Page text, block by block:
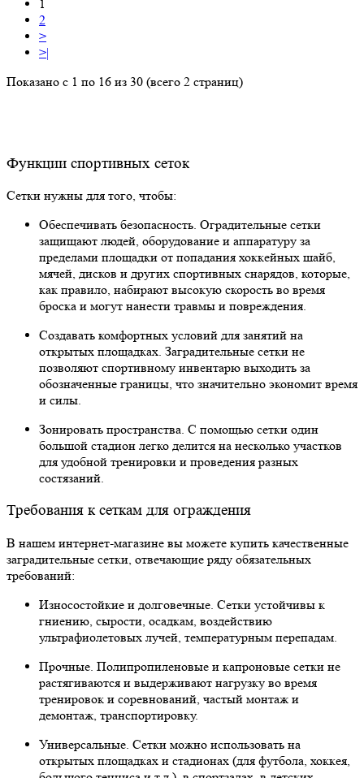
1
2
>
>|
Показано с 1 по 16 из 30 (всего 2 страниц)
Функции спортивных сеток
Сетки нужны для того, чтобы:
Обеспечивать безопасность. Оградительные сетки
защищают людей, оборудование и аппаратуру за
пределами площадки от попадания хоккейных шайб,
мячей, дисков и других спортивных снарядов, которые,
как правило, набирают высокую скорость во время
броска и могут нанести травмы и повреждения.
Создавать комфортных условий для занятий на
открытых площадках. Заградительные сетки не
позволяют спортивному инвентарю выходить за
обозначенные границы, что значительно экономит время
и силы.
Зонировать пространства. С помощью сетки один
большой стадион легко делится на несколько участков
для удобной тренировки и проведения разных
состязаний.
Требования к сеткам для ограждения
В нашем интернет-магазине вы можете купить качественные
заградительные сетки, отвечающие ряду обязательных
требований:
Износостойкие и долговечные. Сетки устойчивы к
гниению, сырости, осадкам, воздействию
ультрафиолетовых лучей, температурным перепадам.
Прочные. Полипропиленовые и капроновые сетки не
растягиваются и выдерживают нагрузку во время
тренировок и соревнований, частый монтаж и
демонтаж, транспортировку.
Универсальные. Сетки можно использовать на
открытых площадках и стадионах (для футбола, хоккея,